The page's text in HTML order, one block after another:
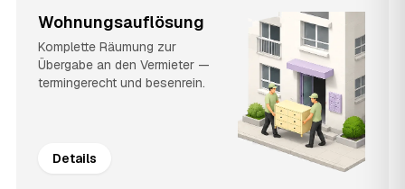
Wohnungsauflösung
Komplette Räumung zur
Übergabe an den Vermieter —
termingerecht und besenrein.
Details